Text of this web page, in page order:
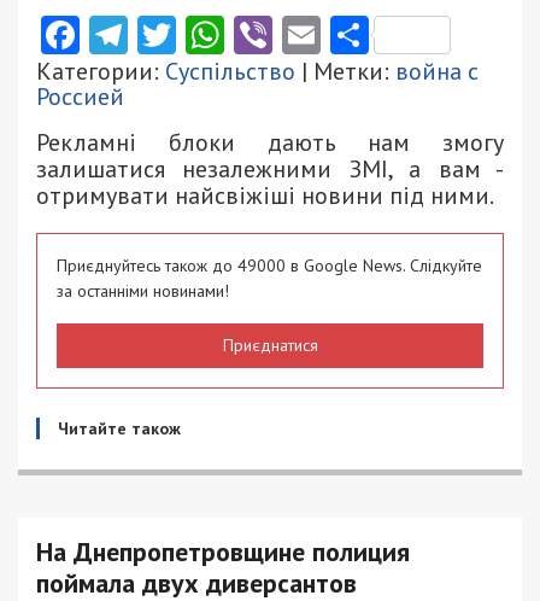
Facebook
Telegram
Twitter
WhatsApp
ViberEmail
Категории: Суспільство | Метки: война с
Россией
Рекламні блоки дають нам змогу
залишатися незалежними ЗМІ, а вам -
отримувати найсвіжіші новини під ними.
Приєднуйтесь також до 49000 в Google News. Слідкуйте
за останніми новинами!
Приєднатися
Читайте також
На Днепропетровщине полиция
поймала двух диверсантов